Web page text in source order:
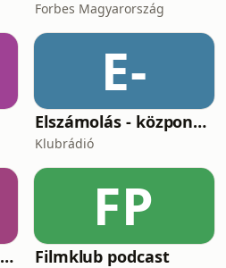
Forbes Magyarország
E-
Elszámolás - központosítás, lojalitás és a függetlenség ára
Klubrádió
pontjókor! - Fehér Mariannal
FP
Filmklub podcast